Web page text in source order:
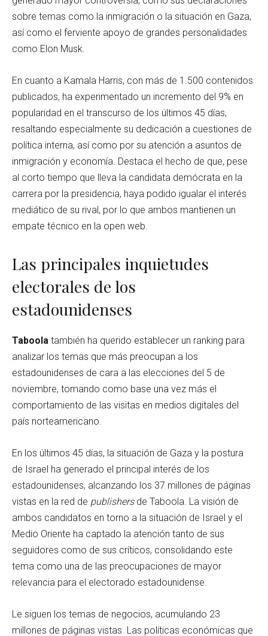
sobre temas como la inmigración o la situación en Gaza,
así como el ferviente apoyo de grandes personalidades
como Elon Musk.
En cuanto a Kamala Harris, con más de 1.500 contenidos
publicados, ha experimentado un incremento del 9% en
popularidad en el transcurso de los últimos 45 días,
resaltando especialmente su dedicación a cuestiones de
política interna, así como por su atención a asuntos de
inmigración y economía. Destaca el hecho de que, pese
al corto tiempo que lleva la candidata demócrata en la
carrera por la presidencia, haya podido igualar el interés
mediático de su rival, por lo que ambos mantienen un
empate técnico en la open web.
Las principales inquietudes
electorales de los
estadounidenses
Taboola también ha querido establecer un ranking para
analizar los temas que más preocupan a los
estadounidenses de cara a las elecciones del 5 de
noviembre, tomando como base una vez más el
comportamiento de las visitas en medios digitales del
país norteamericano.
En los últimos 45 días, la situación de Gaza y la postura
de Israel ha generado el principal interés de los
estadounidenses, alcanzando los 37 millones de páginas
vistas en la red de publishersde Taboola. La visión de
ambos candidatos en torno a la situación de Israel y el
Medio Oriente ha captado la atención tanto de sus
seguidores como de sus críticos, consolidando este
tema como una de las preocupaciones de mayor
relevancia para el electorado estadounidense.
Le siguen los temas de negocios, acumulando 23
millones de páginas vistas. Las políticas económicas que